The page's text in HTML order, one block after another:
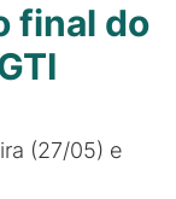
final do
(27/05) e